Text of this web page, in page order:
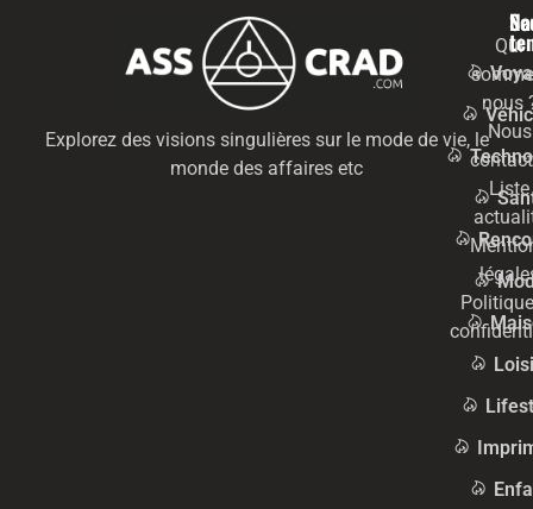
Explorez des visions singulières sur le mode de vie, le
monde des affaires etc
Qui
nous
Nous
Liste